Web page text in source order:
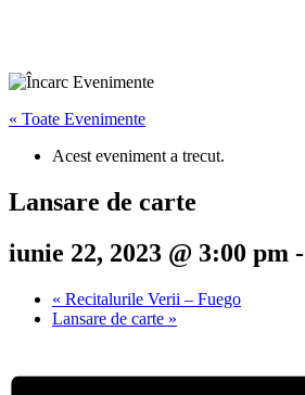
« Toate Evenimente
Acest eveniment a trecut.
Lansare de carte
iunie 22, 2023 @ 3:00 pm -
« Recitalurile Verii – Fuego
Lansare de carte »